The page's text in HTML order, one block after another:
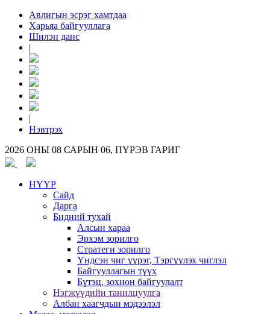
Авлигын эсрэг хамтдаа
Харьяа байгууллага
Шилэн данс
|
|
Нэвтрэх
2026 ОНЫ 08 САРЫН 06, ПҮРЭВ ГАРИГ
НҮҮР
Сайд
Дарга
Бидний тухай
Алсын хараа
Эрхэм зорилго
Стратеги зорилго
Үндсэн чиг үүрэг, Тэргүүлэх чиглэл
Байгууллагын түүх
Бүтэц, зохион байгуулалт
Нэгжүүдийн танилцуулга
Албан хаагчдын мэдээлэл